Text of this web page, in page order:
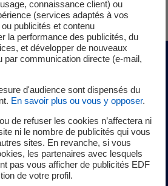
modes de fonctionnement dont
le fonctionnement de la passe à
principal : Il pilote la plage de
connaissance client) ou
(services adaptés à vos
publicités et contenu
la performance des publicités, du
et développer de nouveaux
par communication directe (e-mail,
d'audience sont dispensés du
En savoir plus ou vous y opposer.
de refuser les cookies n’affectera ni
ni le nombre de publicités qui vous
sites. En revanche, si vous
les partenaires avec lesquels
pas vous afficher de publicités EDF
de votre profil.